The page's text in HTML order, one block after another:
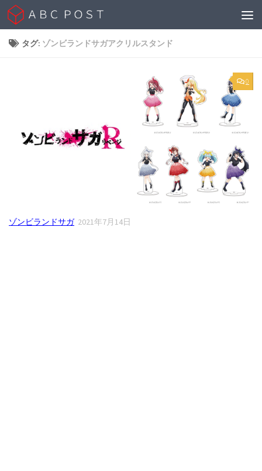
Skip to content
タグ: ゾンビランドサガアクリルスタンド
0
ゾンビランドサガ 2021年7月14日